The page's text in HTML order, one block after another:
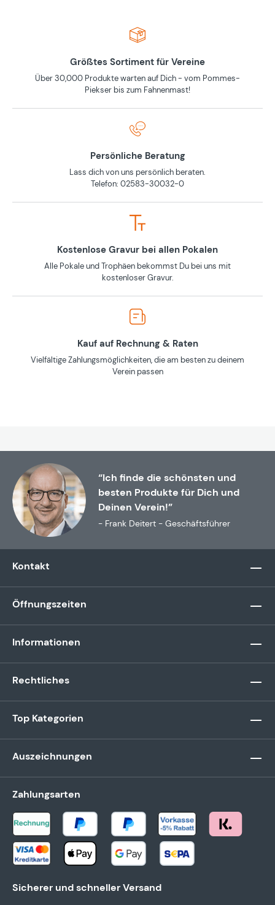
Größtes Sortiment für Vereine
Über 30,000 Produkte warten auf Dich - vom Pommes-
Piekser bis zum Fahnenmast!
Persönliche Beratung
Lass dich von uns persönlich beraten.
Telefon: 02583-30032-0
Kostenlose Gravur bei allen Pokalen
Alle Pokale und Trophäen bekommst Du bei uns mit
kostenloser Gravur.
Kauf auf Rechnung & Raten
Vielfältige Zahlungsmöglichkeiten, die am besten zu deinem
Verein passen
“Ich finde die schönsten und
besten Produkte für Dich und
Deinen Verein!”
- Frank Deitert - Geschäftsführer
Kontakt
Öffnungszeiten
Informationen
Rechtliches
Top Kategorien
Auszeichnungen
Zahlungsarten
Sicherer und schneller Versand